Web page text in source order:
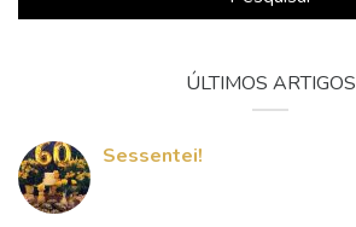
ÚLTIMOS ARTIGOS
Sessentei!